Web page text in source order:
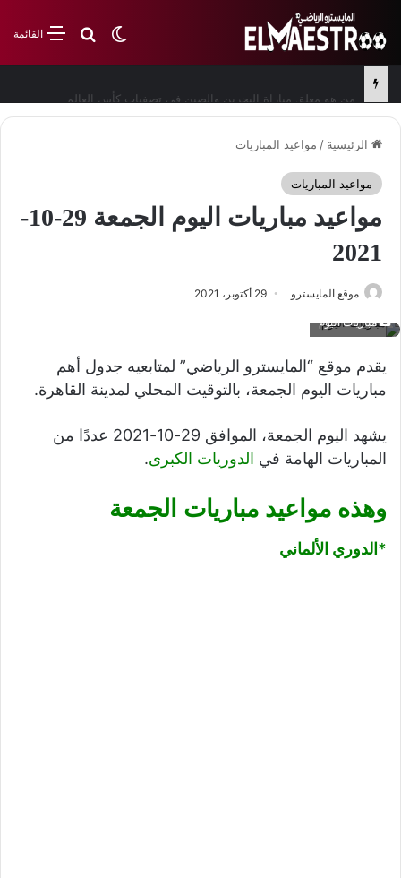
القائمةبحث عن
الوضع المظلم
الرئيسية / مواعيد المباريات
مواعيد المباريات
مواعيد مباريات اليوم الجمعة 29-10-
2021
موقع المايسترو 29 أكتوبر، 2021
مباريات اليوم
يقدم موقع “المايسترو الرياضي” لمتابعيه جدول أهم
مباريات اليوم الجمعة، بالتوقيت المحلي لمدينة القاهرة.
يشهد اليوم الجمعة، الموافق 29-10-2021 عددًا من
المباريات الهامة في الدوريات الكبرى.
وهذه مواعيد مباريات الجمعة
*الدوري الألماني